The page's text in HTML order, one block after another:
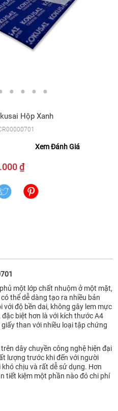
Hộp Xanh
Xem Đánh Giá
₫
một lớp chất nhuộm ở một mặt,
thể dễ dàng tạo ra nhiều bản
với độ bền dai, không gây lem mực
biệt hơn là với kích thước A4
than với nhiều loại tập chứng
dây chuyền công nghệ hiện đại
lượng trước khi đến với người
chịu và rất dễ sử dụng. Hơn
tiết kiệm một phần nào đó chi phí